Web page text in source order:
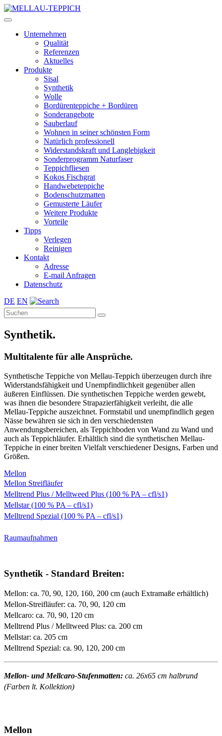
Unternehmen
Qualität
Referenzen
Aktuelles
Produkte
Sisal
Synthetik
Wolle
Bordürenteppiche + Bordüren
Sonderangebote
Sauberlauf
Wohnen in seiner schönsten Form
Natürlich professionell
Widerstandskraft und Langlebigkeit
Sonderprogramm Naturfaser
Teppichfliesen
Kokos Fischgrat
Handwebeteppiche
Bodenschutzmatten
Gemusterte Läufer
Weitere Produkte
Vorteile
Tipps
Verlegen
Reinigen
Kontakt
Adresse
E-mail Anfragen
Datenschutz
DE EN
Synthetik.
Multitalente für alle Ansprüche.
Synthetische Teppiche von Mellau-Teppich überzeugen durch ihre
Widerstandsfähigkeit und Unempfindlichkeit gegenüber allen
äußeren Einflüssen. Die synthetischen Teppiche werden gewebt,
was ihnen die besondere Strapazierfähigkeit verleiht, die alle
Mellau-Teppiche auszeichnet. Formstabil und unempfindlich gegen
Nässe bewähren sie sich in den verschiedensten
Anwendungsbereichen, als Teppichboden von Wand zu Wand und
auch als Teppichläufer. Erhältlich sind die synthetischen Mellau-
Teppiche in einer breiten Vielfalt verschiedener Designs, Farben und
Größen.
Mellon
Mellon Streifläufer
Melltrend Plus / Melltweed Plus (100 % PA – cfl/s1)
Mellstar (100 % PA – cfl/s1)
Melltrend Spezial (100 % PA – cfl/s1)
Raumaufnahmen
Synthetik - Standard Breiten:
Mellon: ca. 70, 90, 120, 160, 200 cm (auch Extramaße erhältlich)
Mellon-Streifläufer: ca. 70, 90, 120 cm
Mellcaro: ca. 70, 90, 120 cm
Melltrend Plus / Melltweed Plus: ca. 200 cm
Mellstar: ca. 205 cm
Melltrend Spezial: ca. 90, 120, 200 cm
Mellon- und Mellcaro-Stufenmatten: ca. 26x65 cm halbrund
(Farben lt. Kollektion)
Mellon